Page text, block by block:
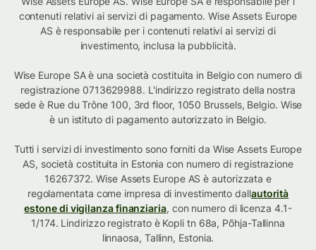
contenuti relativi ai servizi di pagamento. Wise Assets Europe
AS è responsabile per i contenuti relativi ai servizi di
investimento, inclusa la pubblicità.
Wise Europe SA è una società costituita in Belgio con numero di
registrazione 0713629988. L'indirizzo registrato della nostra
sede è Rue du Trône 100, 3rd floor, 1050 Brussels, Belgio. Wise
è un istituto di pagamento autorizzato in Belgio.
Tutti i servizi di investimento sono forniti da Wise Assets Europe
AS, società costituita in Estonia con numero di registrazione
16267372. Wise Assets Europe AS è autorizzata e
regolamentata come impresa di investimento dallautorità
estone di vigilanza finanziaria, con numero di licenza 4.1-
1/174. Lindirizzo registrato è Kopli tn 68a, Põhja-Tallinna
linnaosa, Tallinn, Estonia.